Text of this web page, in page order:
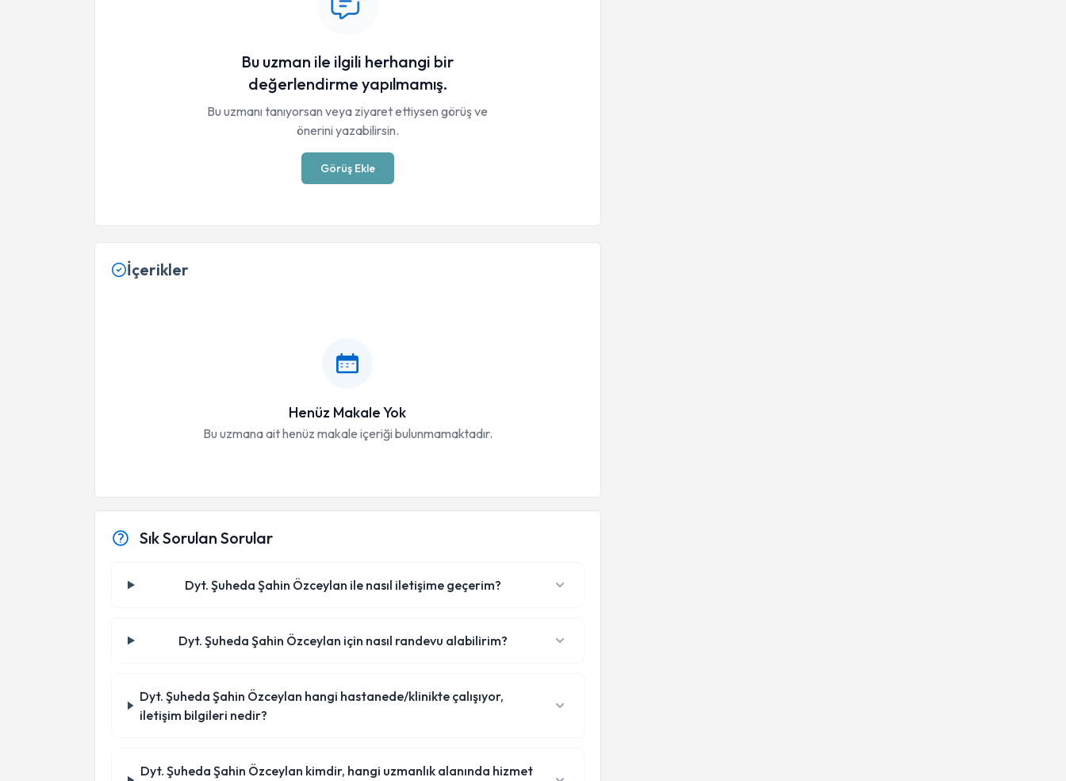
Bu uzman ile ilgili herhangi bir
değerlendirme yapılmamış.
Bu uzmanı tanıyorsan veya ziyaret ettiysen görüş ve
önerini yazabilirsin.
Görüş Ekle
İçerikler
Henüz Makale Yok
Bu uzmana ait henüz makale içeriği bulunmamaktadır.
Sık Sorulan Sorular
Dyt. Şuheda Şahin Özceylan ile nasıl iletişime geçerim?
Dyt. Şuheda Şahin Özceylan için nasıl randevu alabilirim?
Dyt. Şuheda Şahin Özceylan hangi hastanede/klinikte çalışıyor,
iletişim bilgileri nedir?
Dyt. Şuheda Şahin Özceylan kimdir, hangi uzmanlık alanında hizmet